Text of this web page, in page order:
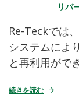
リバ
Re-Teckでは
システムによ
と再利用がで
続きを読む